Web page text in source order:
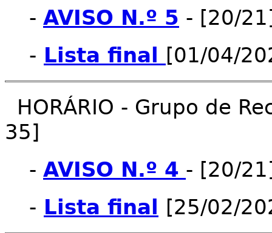
- AVISO N.º 5 - [20/
- Lista final [01/04/
HORÁRIO - Grupo de
35]
- AVISO N.º 4 - [20/
- Lista final [25/02/